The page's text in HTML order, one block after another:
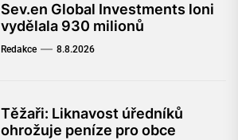
Sev.en Global Investments loni
vydělala 930 milionů
Redakce 8.8.2026
Těžaři: Liknavost úředníků
ohrožuje peníze pro obce